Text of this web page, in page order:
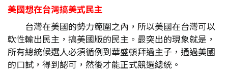
美國想在台灣搞美式民主
台灣在美國的勢力範圍之內，所以美國在台灣可以
軟性輸出民主，搞美國版的民主。最突出的現象就是，
所有總統候選人必須循例到華盛頓拜過主子，通過美國
的口試，得到認可，然後才能正式競選總統。